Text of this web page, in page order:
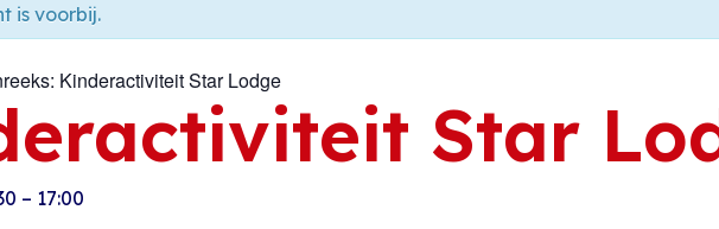
is voorbij.
Kinderactiviteit Star Lodge
Star
– 17:00